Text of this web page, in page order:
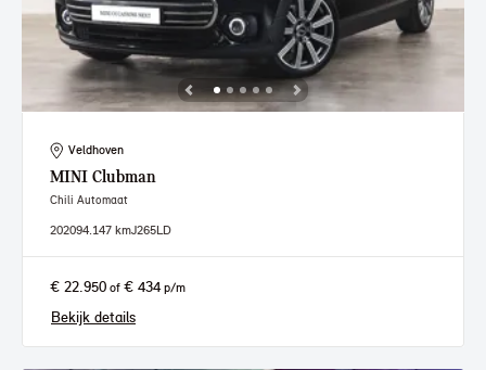
Veldhoven
MINI Clubman
Chili Automaat
202094.147 kmJ265LD
€ 22.950 of € 434p/m
Bekijk details